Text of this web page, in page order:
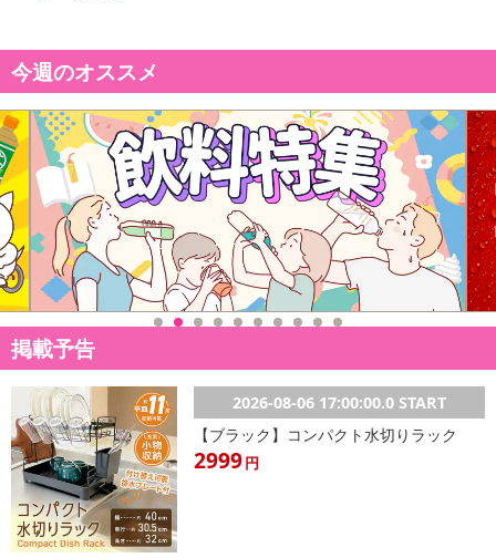
今週のオススメ
掲載予告
2026-08-06 17:00:00.0 START
【ブラック】コンパクト水切りラック
2999円